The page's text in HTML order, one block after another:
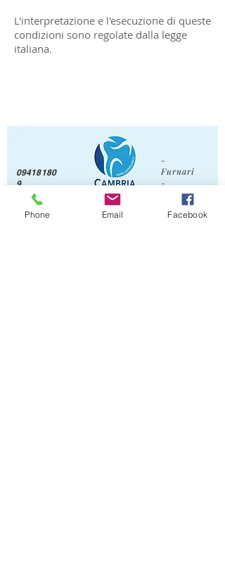
L'interpretazione e l'esecuzione di queste
condizioni sono regolate dalla legge
italiana.
09418180
9
-
Furnari
-
Milazzo
Messin
Phone Email Facebook